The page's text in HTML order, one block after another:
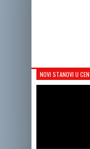
NOVI STANOVI U